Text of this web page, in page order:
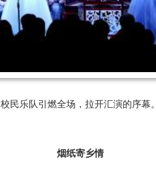
校民乐队引燃全场，拉开汇演的序幕。
烟纸寄乡情